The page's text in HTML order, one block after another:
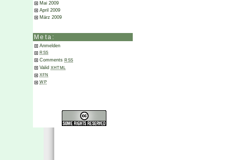
Mai 2009
April 2009
März 2009
Meta:
Anmelden
RSS
Comments RSS
Valid XHTML
XFN
WP